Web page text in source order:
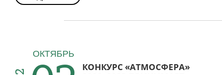
ОКТЯБРЬ
КОНКУРС «АТМОСФЕРА»